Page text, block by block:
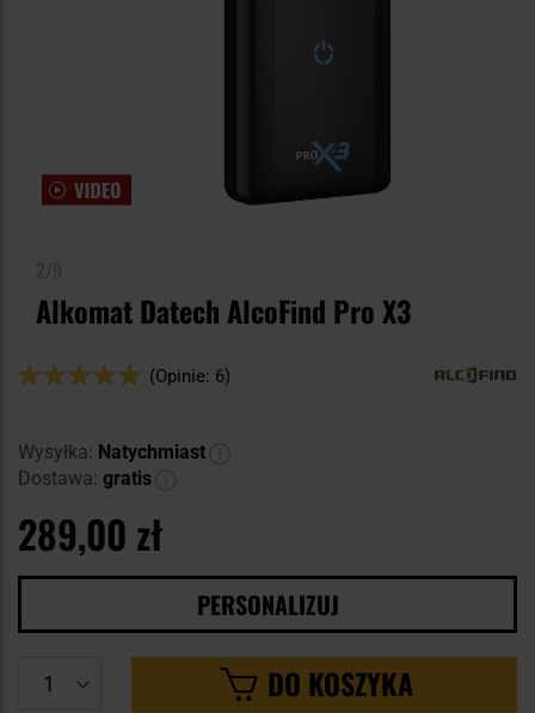
Alkomat Datech AlcoFind Pro X3
Ocena:
(Opinie: 6)
Wysyłka: Natychmiast
Dostawa: gratis
289,00 zł
PERSONALIZUJ
DO KOSZYKA